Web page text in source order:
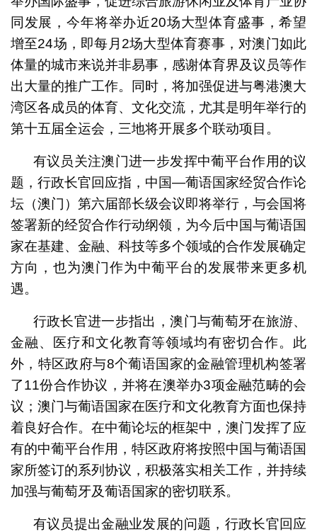
同发展，今年将举办近20场大型体育盛事，希望
增至24场，即每月2场大型体育赛事，对澳门如此
体量的城市来说并非易事，感谢体育界及议员等作
出大量的推广工作。同时，将加强促进与粤港澳大
湾区各成员的体育、文化交流，尤其是明年举行的
第十五届全运会，三地将开展多个联动项目。
有议员关注澳门进一步发挥中葡平台作用的议
题，行政长官回应指，中国—葡语国家经贸合作论
坛（澳门）第六届部长级会议即将举行，与会国将
签署新的经贸合作行动纲领，为今后中国与葡语国
家在基建、金融、科技等多个领域的合作发展确定
方向，也为澳门作为中葡平台的发展带来更多机
遇。
行政长官进一步指出，澳门与葡萄牙在旅游、
金融、医疗和文化教育等领域均有密切合作。此
外，特区政府与8个葡语国家的金融管理机构签署
了11份合作协议，并将在澳举办3项金融范畴的会
议；澳门与葡语国家在医疗和文化教育方面也保持
着良好合作。在中葡论坛的框架中，澳门发挥了应
有的中葡平台作用，特区政府将按照中国与葡语国
家所签订的系列协议，积极落实相关工作，并持续
加强与葡萄牙及葡语国家的密切联系。
有议员提出金融业发展的问题，行政长官回应